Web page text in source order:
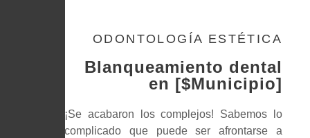
ODONTOLOGÍA ESTÉTICA
Blanqueamiento dental
en [$Municipio]
¡Se acabaron los complejos! Sabemos lo
complicado que puede ser afrontarse a